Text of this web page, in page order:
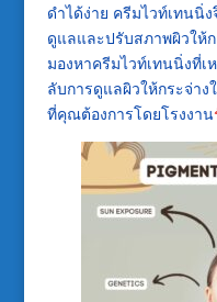
ดำได้ง่าย ครีมไวท์เทนนิ่
ดูแลและปรับสภาพผิวให้
มองหาครีมไวท์เทนนิ่งที่
ลับการดูแลผิวให้กระจ่า
ที่คุณต้องการโดยโรงงาน